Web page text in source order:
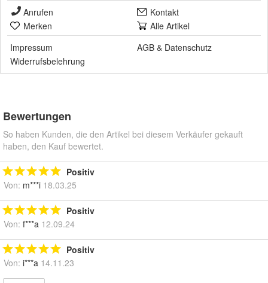
Anrufen
Kontakt
Merken
Alle Artikel
Impressum
AGB & Datenschutz
Widerrufsbelehrung
Bewertungen
So haben Kunden, die den Artikel bei diesem Verkäufer gekauft
haben, den Kauf bewertet.
Positiv
Von: m***i 18.03.25
Positiv
Von: f***a 12.09.24
Positiv
Von: i***a 14.11.23